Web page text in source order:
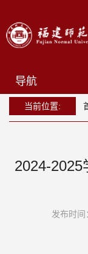
导航
当前位置:
2024-
发布时